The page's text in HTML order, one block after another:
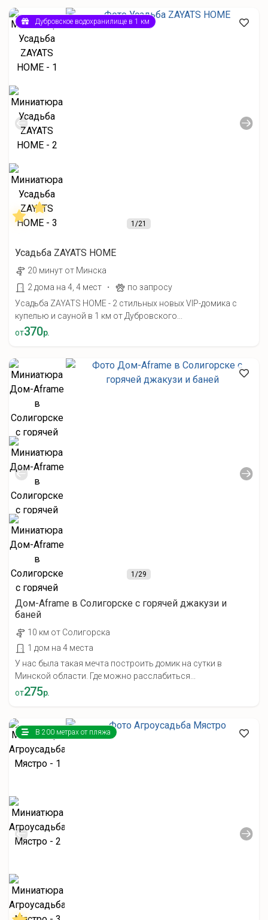
1/21
Дубровское водохранилище в 1 км
Усадьба ZAYATS HOME
20 минут от Минска
2 дома на 4, 4 мест
·
по запросу
Усадьба ZAYATS HOME - 2 стильных новых VIP-домика с
купелью и сауной в 1 км от Дубровского...
от370р.
1/29
Дом-Aframe в Солигорске с горячей джакузи и
баней
10 км от Солигорска
1 дом на 4 места
У нас была такая мечта построить домик на сутки в
Минской области. Где можно расслабиться...
от275р.
В 200 метрах от пляжа